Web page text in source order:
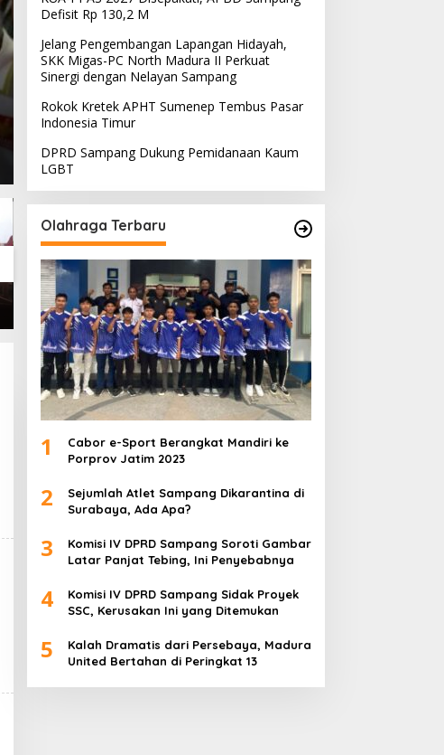
Berita, Politik
Strategi PPP Menangkan Duet
Yasin
Februari 19, 2018
DPRD Sampang Dukung
Pemidanaan Kaum LGBT
PPD Desak PLN Madura
Evaluasi Program Lisdes
Sumenep, Ini Sebabnya
Defisit Rp 130,2 M
Jelang Pengembangan Lapangan Hidayah,
SKK Migas-PC North Madura II Perkuat
Sinergi dengan Nelayan Sampang
Rokok Kretek APHT Sumenep Tembus Pasar
Indonesia Timur
DPRD Sampang Dukung Pemidanaan Kaum
LGBT
Olahraga Terbaru
1
Cabor e-Sport Berangkat Mandiri ke
Porprov Jatim 2023
2
Sejumlah Atlet Sampang Dikarantina di
Surabaya, Ada Apa?
3
Komisi IV DPRD Sampang Soroti Gambar
Latar Panjat Tebing, Ini Penyebabnya
4
Komisi IV DPRD Sampang Sidak Proyek
SSC, Kerusakan Ini yang Ditemukan
5
Kalah Dramatis dari Persebaya, Madura
United Bertahan di Peringkat 13